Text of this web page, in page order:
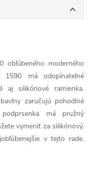
obľúbeného moderného
1590 má odopínateľné
aj silikónové ramienka.
zaručujú pohodlné
má pružný
vymeniť za silikónový.
v tejto rade.